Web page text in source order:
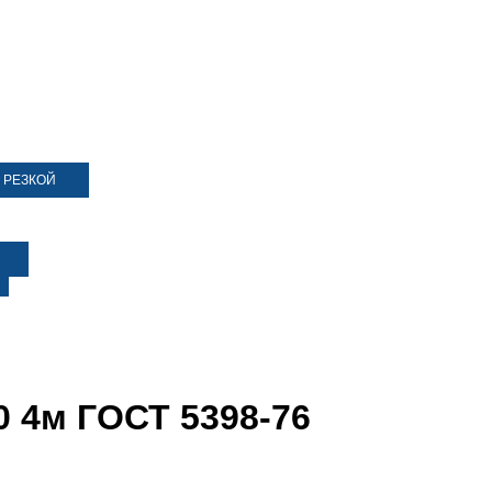
4м ГОСТ 5398-76